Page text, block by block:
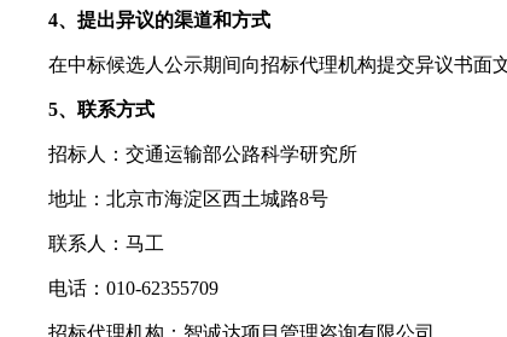
4、提出异议的渠道和方式
在中标候选人公示期间向招标代理机构提交异议书面文
5、联系方式
招标人：交通运输部公路科学研究所
地址：北京市海淀区西土城路8号
联系人：马工
电话：010-62355709
招标代理机构：智诚达项目管理咨询有限公司